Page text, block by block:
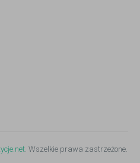
. Wszelkie prawa zastrzeżone.